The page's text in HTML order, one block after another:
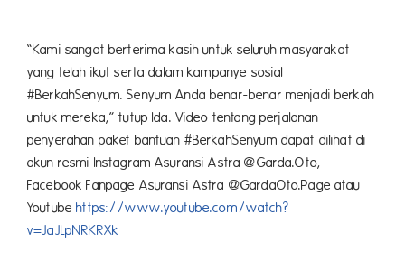
“Kami sangat berterima kasih untuk seluruh masyarakat
yang telah ikut serta dalam kampanye sosial
#BerkahSenyum. Senyum Anda benar-benar menjadi berkah
untuk mereka,” tutup Ida. Video tentang perjalanan
penyerahan paket bantuan #BerkahSenyum dapat dilihat di
akun resmi Instagram Asuransi Astra @Garda.Oto,
Facebook Fanpage Asuransi Astra @GardaOto.Page atau
Youtubehttps://www.youtube.com/watch?
v=JaJLpNRKRXk